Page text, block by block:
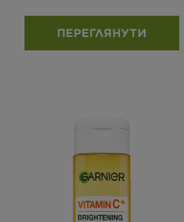
ПЕРЕГЛЯНУТИ